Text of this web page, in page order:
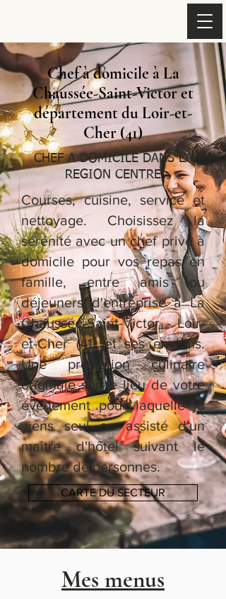
Chef à domicile à La
Chaussée-Saint-Victor et
département du Loir-et-
Cher (41)
CHEF A DOMICILE DANS LA
REGION CENTRE
Courses, cuisine, service et
nettoyage. Choisissez la
sérénité avec un chef privé à
domicile pour vos repas en
famille, entre amis ou
déjeuners d'entreprise à La
Chaussée-Saint-Victor - Loir-
et-Cher (41) et ses envions.
Une prestation culinaire
originale sur le lieu de votre
évènement pour laquelle je
viens seul ou assisté d'un
maître d'hôtel suivant le
nombre de personnes.
CARTE DU SECTEUR
Mes menus